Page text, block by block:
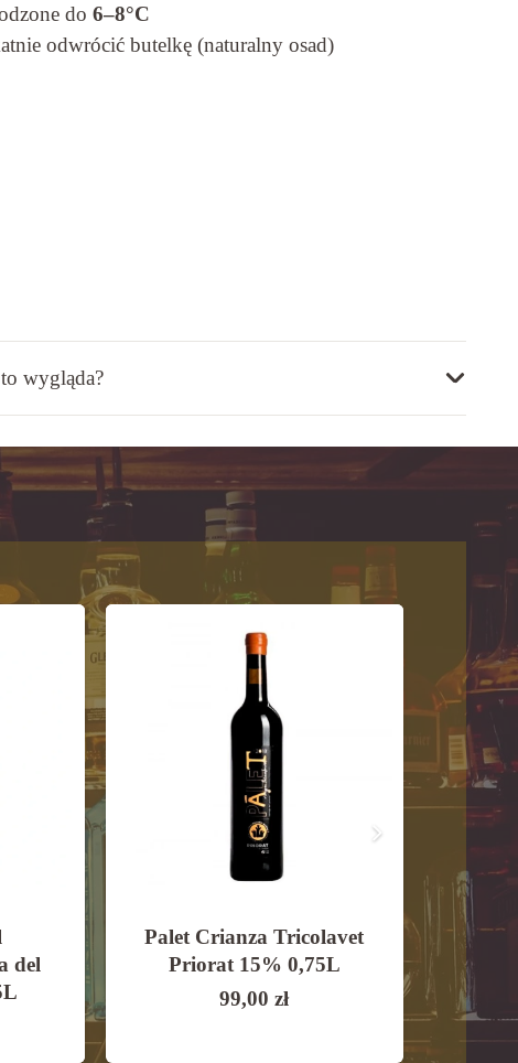
do 6–8°C
odwrócić butelkę (naturalny osad)
wygląda?
del
Palet Crianza Tricolavet
Priorat 15% 0,75L
99,00zł